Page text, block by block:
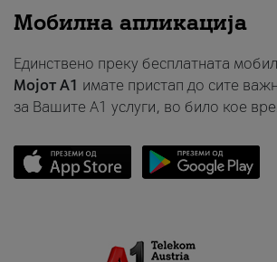
Мобилна апликација
Единствено преку бесплатната
Мојот A1 имате пристап до сите
за Вашите A1 услуги, во било кое